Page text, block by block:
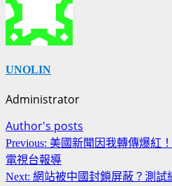
UNOLIN
Administrator
Author's posts
Continue
Reading
Previous: 美國新聞因我轉傳爆紅
電視台報導
Next: 網站被中國封鎖屏蔽？測試